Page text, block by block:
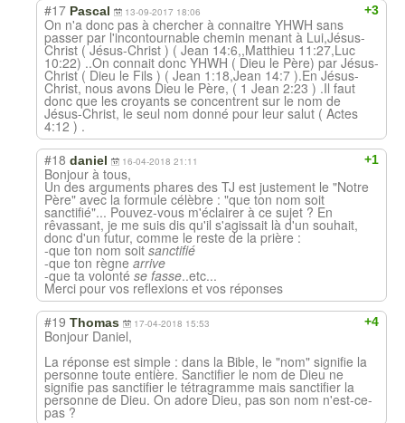
+3
#17 Pascal 13-09-2017 18:06
On n'a donc pas à chercher à connaitre YHWH sans
passer par l'incontournable chemin menant à Lui,Jésus-
Christ ( Jésus-Christ ) ( Jean 14:6,,Matthieu 11:27,Luc
10:22) ..On connait donc YHWH ( Dieu le Père) par Jésus-
Christ ( Dieu le Fils ) ( Jean 1:18,Jean 14:7 ).En Jésus-
Christ, nous avons Dieu le Père, ( 1 Jean 2:23 ) .Il faut
donc que les croyants se concentrent sur le nom de
Jésus-Christ, le seul nom donné pour leur salut ( Actes
4:12 ) .
+1
#18 daniel 16-04-2018 21:11
Bonjour à tous,
Un des arguments phares des TJ est justement le "Notre
Père" avec la formule célèbre : "que ton nom soit
sanctifié"... Pouvez-vous m'éclairer à ce sujet ? En
rêvassant, je me suis dis qu'il s'agissait là d'un souhait,
donc d'un futur, comme le reste de la prière :
-que ton nom soit sanctifié
-que ton règne arrive
-que ta volonté se fasse..etc...
Merci pour vos reflexions et vos réponses
+4
#19 Thomas 17-04-2018 15:53
Bonjour Daniel,
La réponse est simple : dans la Bible, le "nom" signifie la
personne toute entière. Sanctifier le nom de Dieu ne
signifie pas sanctifier le tétragramme mais sanctifier la
personne de Dieu. On adore Dieu, pas son nom n'est-ce-
pas ?